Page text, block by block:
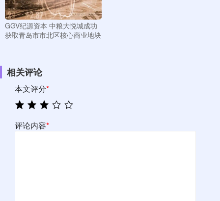
GGV纪源资本 中粮大悦城成功
获取青岛市市北区核心商业地块
相关评论
本文评分*
评论内容*